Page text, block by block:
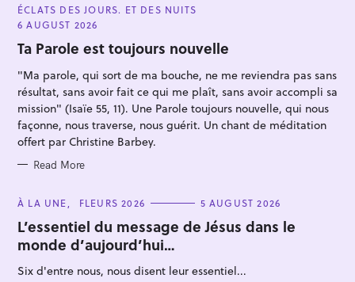
A
T
E
O
R
E
ÉCLATS DES JOURS. ET DES NUITS
6 AUGUST 2026
Ta Parole est toujours nouvelle
"Ma parole, qui sort de ma bouche, ne me reviendra pas sans
résultat, sans avoir fait ce qui me plaît, sans avoir accompli sa
mission" (Isaïe 55, 11). Une Parole toujours nouvelle, qui nous
façonne, nous traverse, nous guérit. Un chant de méditation
offert par Christine Barbey.
Read More
C
T
E
G
O
R
I
À LA UNE FLEURS 2026 5 AUGUST 2026
L’essentiel du message de Jésus dans le
monde d’aujourd’hui…
Six d'entre nous, nous disent leur essentiel...
c
h
f
o
r
: